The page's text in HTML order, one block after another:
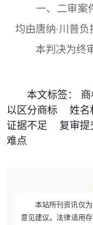
一、二审案件
均由唐纳·川普负
本判决为终审
本文标签：
以区分商标
姓名
证据不足
复审提
难点
本站所刊资讯仅
意见建议。法律适用